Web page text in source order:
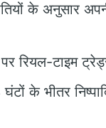
के अनुसार
पर रियल-टाइम
के भीतर